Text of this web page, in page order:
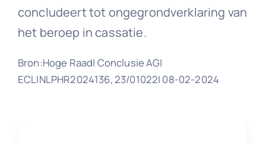
concludeert tot ongegrondverklaring van
het beroep in cassatie.
Bron:Hoge Raad| Conclusie AG|
ECLINLPHR2024136, 23/01022| 08-02-2024